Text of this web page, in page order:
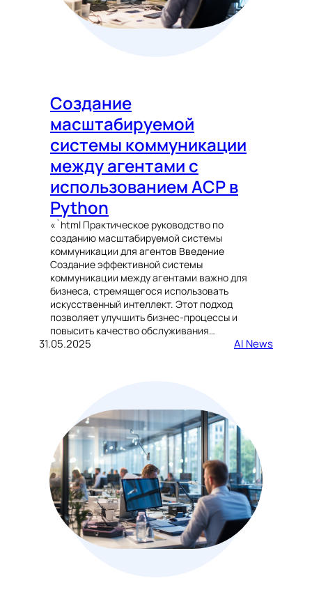
Создание
масштабируемой
системы коммуникации
между агентами с
использованием ACP в
Python
«`html Практическое руководство по
созданию масштабируемой системы
коммуникации для агентов Введение
Создание эффективной системы
коммуникации между агентами важно для
бизнеса, стремящегося использовать
искусственный интеллект. Этот подход
позволяет улучшить бизнес-процессы и
повысить качество обслуживания…
31.05.2025 AI News